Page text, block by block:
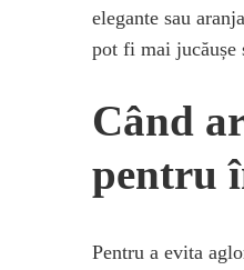
elegante sau
pot fi mai jucăușe
Când
pentru
Pentru a evita